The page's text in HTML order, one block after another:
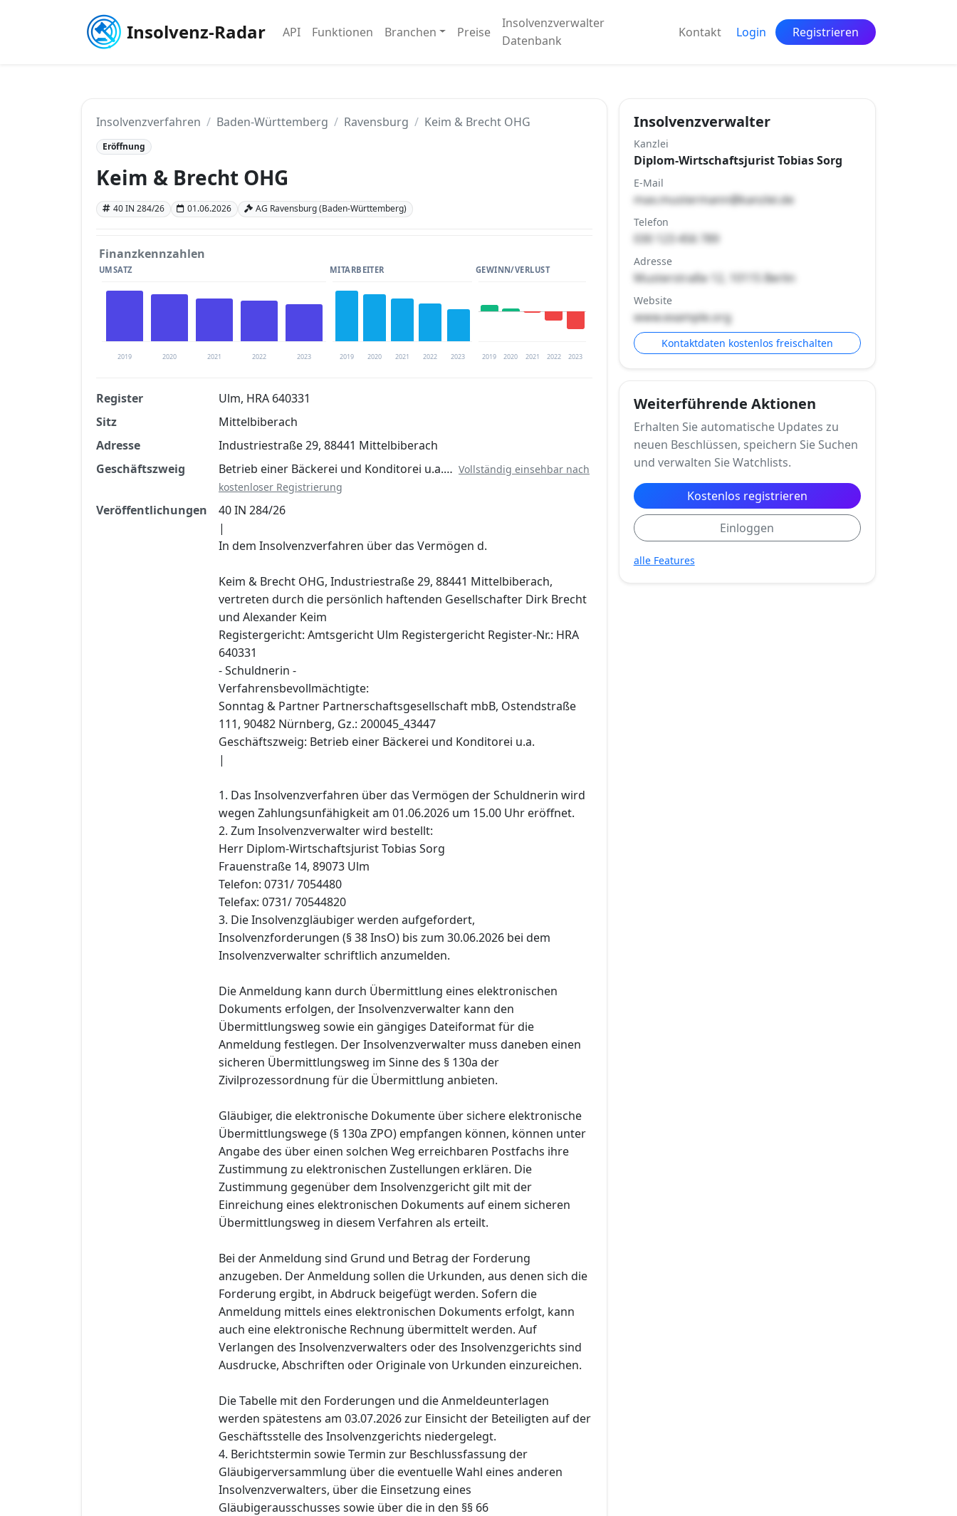
Insolvenz-Radar API Funktionen Branchen Preise
Insolvenzverwalter
Datenbank
Kontakt Login Registrieren
Insolvenzverfahren Baden-Württemberg Ravensburg Keim & Brecht OHG
Eröffnung
Keim & Brecht OHG
40 IN 284/26 01.06.2026 AG Ravensburg (Baden-Württemberg)
Finanzkennzahlen
UMSATZ
2019 2020 2021 2022 2023
MITARBEITER
2019 2020 2021 2022 2023
GEWINN/VERLUST
2019 2020 2021 2022 2023
Finanzkennzahlen nach kostenloser Registrierung verfügbar
Jetzt kostenlos registrieren
Register
Ulm, HRA 640331
Sitz
Mittelbiberach
Adresse
Industriestraße 29, 88441 Mittelbiberach
Geschäftszweig
Betrieb einer Bäckerei und Konditorei u.a.… Vollständig einsehbar nach
kostenloser Registrierung
Veröffentlichungen
40 IN 284/26
|
In dem Insolvenzverfahren über das Vermögen d.
Keim & Brecht OHG, Industriestraße 29, 88441 Mittelbiberach,
vertreten durch die persönlich haftenden Gesellschafter Dirk Brecht
und Alexander Keim
Registergericht: Amtsgericht Ulm Registergericht Register-Nr.: HRA
640331
- Schuldnerin -
Verfahrensbevollmächtigte:
Sonntag & Partner Partnerschaftsgesellschaft mbB, Ostendstraße
111, 90482 Nürnberg, Gz.: 200045_43447
Geschäftszweig: Betrieb einer Bäckerei und Konditorei u.a.
|
1. Das Insolvenzverfahren über das Vermögen der Schuldnerin wird
wegen Zahlungsunfähigkeit am 01.06.2026 um 15.00 Uhr eröffnet.
2. Zum Insolvenzverwalter wird bestellt:
Herr Diplom-Wirtschaftsjurist Tobias Sorg
Frauenstraße 14, 89073 Ulm
Telefon: 0731/ 7054480
Telefax: 0731/ 70544820
3. Die Insolvenzgläubiger werden aufgefordert,
Insolvenzforderungen (§ 38 InsO) bis zum 30.06.2026 bei dem
Insolvenzverwalter schriftlich anzumelden.
Die Anmeldung kann durch Übermittlung eines elektronischen
Dokuments erfolgen, der Insolvenzverwalter kann den
Übermittlungsweg sowie ein gängiges Dateiformat für die
Anmeldung festlegen. Der Insolvenzverwalter muss daneben einen
sicheren Übermittlungsweg im Sinne des § 130a der
Zivilprozessordnung für die Übermittlung anbieten.
Gläubiger, die elektronische Dokumente über sichere elektronische
Übermittlungswege (§ 130a ZPO) empfangen können, können unter
Angabe des über einen solchen Weg erreichbaren Postfachs ihre
Zustimmung zu elektronischen Zustellungen erklären. Die
Zustimmung gegenüber dem Insolvenzgericht gilt mit der
Einreichung eines elektronischen Dokuments auf einem sicheren
Übermittlungsweg in diesem Verfahren als erteilt.
Bei der Anmeldung sind Grund und Betrag der Forderung
anzugeben. Der Anmeldung sollen die Urkunden, aus denen sich die
Forderung ergibt, in Abdruck beigefügt werden. Sofern die
Anmeldung mittels eines elektronischen Dokuments erfolgt, kann
auch eine elektronische Rechnung übermittelt werden. Auf
Verlangen des Insolvenzverwalters oder des Insolvenzgerichts sind
Ausdrucke, Abschriften oder Originale von Urkunden einzureichen.
Die Tabelle mit den Forderungen und die Anmeldeunterlagen
werden spätestens am 03.07.2026 zur Einsicht der Beteiligten auf der
Geschäftsstelle des Insolvenzgerichts niedergelegt.
4. Berichtstermin sowie Termin zur Beschlussfassung der
Gläubigerversammlung über die eventuelle Wahl eines anderen
Insolvenzverwalters, über die Einsetzung eines
Gläubigerausschusses sowie über die in den §§ 66
Insolvenzverwalter
Kanzlei
Diplom-Wirtschaftsjurist Tobias Sorg
E-Mail
max.mustermann@kanzlei.de
Telefon
030 123 456 789
Adresse
Musterstraße 12, 10115 Berlin
Website
www.example.org
Kontaktdaten kostenlos freischalten
Weiterführende Aktionen
Erhalten Sie automatische Updates zu
neuen Beschlüssen, speichern Sie Suchen
und verwalten Sie Watchlists.
Kostenlos registrieren
Einloggen
alle Features